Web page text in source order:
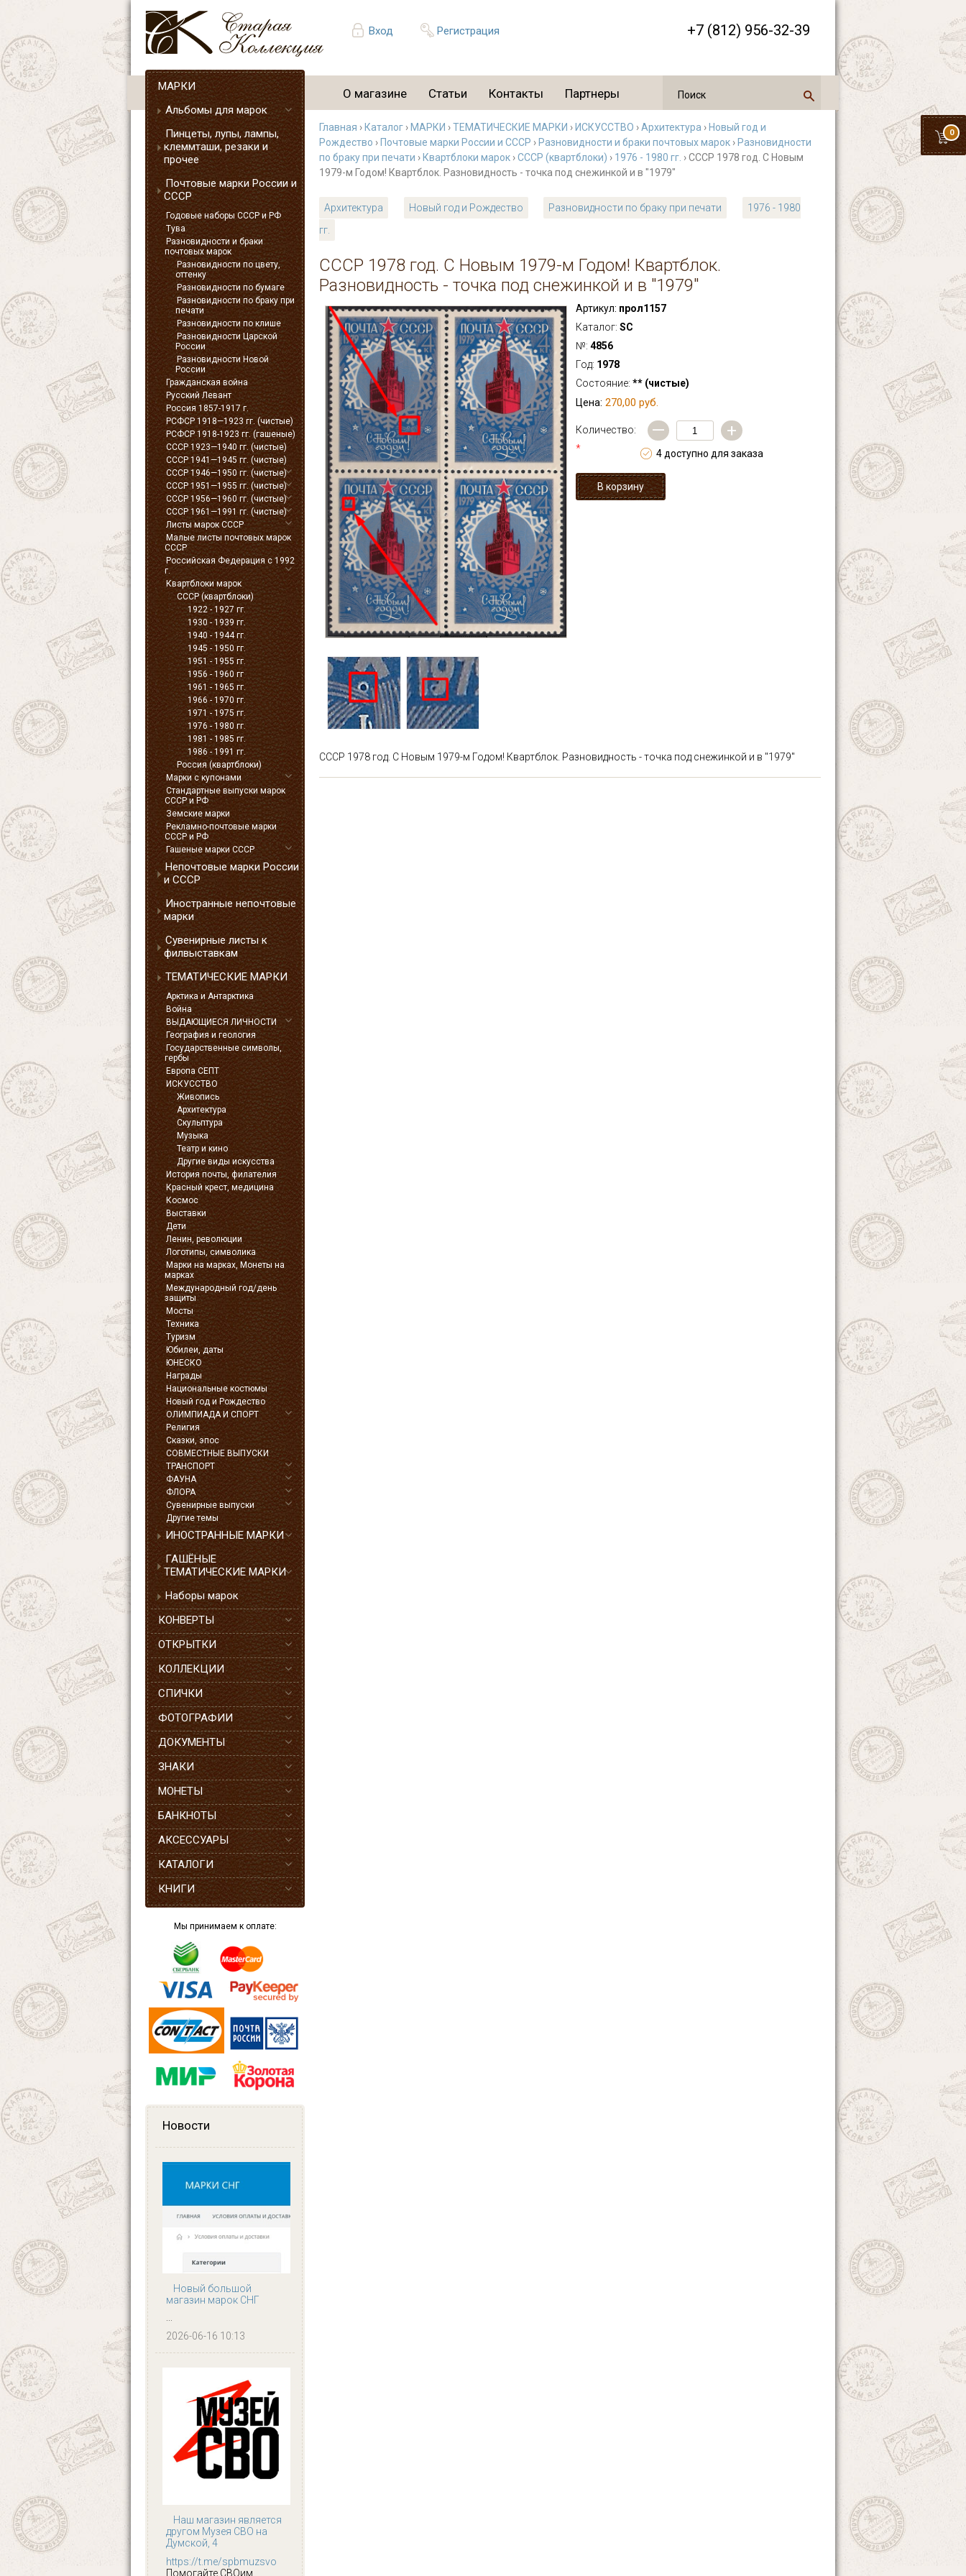
Вход Регистрация +7 (812) 956-32-39
0
О магазине Статьи Контакты Партнеры
МАРКИ
Альбомы для марок
Пинцеты, лупы, лампы,
клеммташи, резаки и
прочее
Почтовые марки России и
СССР
Годовые наборы СССР и РФ
Тува
Разновидности и браки
почтовых марок
Разновидности по цвету,
оттенку
Разновидности по бумаге
Разновидности по браку при
печати
Разновидности по клише
Разновидности Царской
России
Разновидности Новой
России
Гражданская война
Русский Левант
Россия 1857-1917 г.
РСФСР 1918—1923 гг. (чистые)
РСФСР 1918-1923 гг. (гашеные)
СССР 1923—1940 гг. (чистые)
СССР 1941—1945 гг. (чистые)
СССР 1946—1950 гг. (чистые)
СССР 1951—1955 гг. (чистые)
СССР 1956—1960 гг. (чистые)
СССР 1961—1991 гг. (чистые)
Листы марок СССР
Малые листы почтовых марок
СССР
Российская Федерация с 1992
г.
Квартблоки марок
СССР (квартблоки)
1922 - 1927 гг.
1930 - 1939 гг.
1940 - 1944 гг.
1945 - 1950 гг.
1951 - 1955 гг.
1956 - 1960 гг
1961 - 1965 гг.
1966 - 1970 гг.
1971 - 1975 гг.
1976 - 1980 гг.
1981 - 1985 гг.
1986 - 1991 гг.
Россия (квартблоки)
Марки с купонами
Стандартные выпуски марок
СССР и РФ
Земские марки
Рекламно-почтовые марки
СССР и РФ
Гашеные марки СССР
Непочтовые марки России
и СССР
Иностранные непочтовые
марки
Сувенирные листы к
филвыставкам
ТЕМАТИЧЕСКИЕ МАРКИ
Арктика и Антарктика
Война
ВЫДАЮЩИЕСЯ ЛИЧНОСТИ
География и геология
Государственные символы,
гербы
Европа СЕПТ
ИСКУССТВО
Живопись
Архитектура
Скульптура
Музыка
Театр и кино
Другие виды искусства
История почты, филателия
Красный крест, медицина
Космос
Выставки
Дети
Ленин, революции
Логотипы, символика
Марки на марках, Монеты на
марках
Международный год/день
защиты
Мосты
Техника
Туризм
Юбилеи, даты
ЮНЕСКО
Награды
Национальные костюмы
Новый год и Рождество
ОЛИМПИАДА И СПОРТ
Религия
Сказки, эпос
СОВМЕСТНЫЕ ВЫПУСКИ
ТРАНСПОРТ
ФАУНА
ФЛОРА
Сувенирные выпуски
Другие темы
ИНОСТРАННЫЕ МАРКИ
ГАШЁНЫЕ
ТЕМАТИЧЕСКИЕ МАРКИ
Наборы марок
КОНВЕРТЫ
ОТКРЫТКИ
КОЛЛЕКЦИИ
СПИЧКИ
ФОТОГРАФИИ
ДОКУМЕНТЫ
ЗНАКИ
МОНЕТЫ
БАНКНОТЫ
АКСЕССУАРЫ
КАТАЛОГИ
КНИГИ
Мы принимаем к оплате:
Новости
Новый большой
магазин марок СНГ
...
2026-06-16 10:13
Наш магазин является
другом Музея СВО на
Думской, 4
https://t.me/spbmuzsvo
Помогайте СВОим
Главная › Каталог › МАРКИ ›ТЕМАТИЧЕСКИЕ МАРКИ › ИСКУССТВО ›Архитектура › Новый год и
Рождество › Почтовые марки России и СССР › Разновидности и браки почтовых марок › Разновидности
по браку при печати › Квартблоки марок ›СССР (квартблоки) › 1976 - 1980 гг. › СССР 1978 год. С Новым
1979-м Годом! Квартблок. Разновидность - точка под снежинкой и в "1979"
Архитектура Новый год и Рождество Разновидности по браку при печати
1976 - 1980
гг.
СССР 1978 год. С Новым 1979-м Годом! Квартблок.
Разновидность - точка под снежинкой и в "1979"
Артикул: прол1157
Каталог: SC
№: 4856
Год: 1978
Состояние: ** (чистые)
Цена: 270,00 руб.
Количество:
*
— +
4 доступно для заказа
СССР 1978 год. С Новым 1979-м Годом! Квартблок. Разновидность - точка под снежинкой и в "1979"